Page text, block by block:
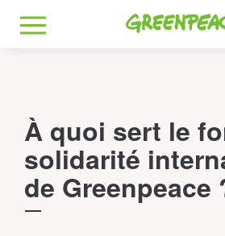
Greenpeace
MENU
À quoi sert le
solidarité
de Greenpeace